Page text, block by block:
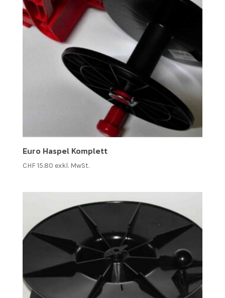
Euro Haspel Komplett
CHF15.80 exkl. MwSt.